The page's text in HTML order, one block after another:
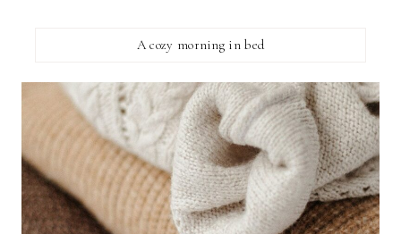
A cozy morning in bed